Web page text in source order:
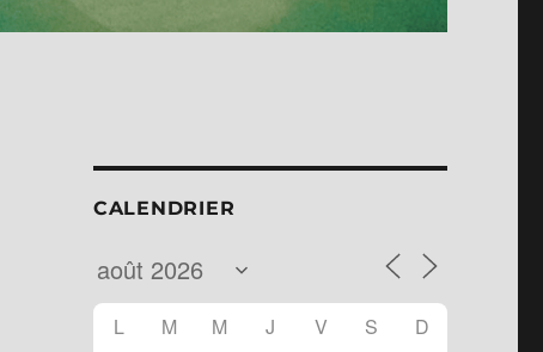
CALENDRIER
L M M J V S D